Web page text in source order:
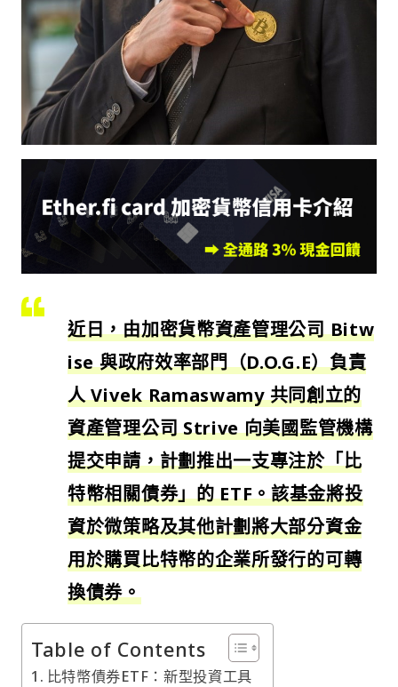
近日，由加密貨幣資產管理公司 Bitw
ise 與政府效率部門（D.O.G.E）負責
人 Vivek Ramaswamy 共同創立的
資產管理公司 Strive 向美國監管機構
提交申請，計劃推出一支專注於「比
特幣相關債券」的 ETF。該基金將投
資於微策略及其他計劃將大部分資金
用於購買比特幣的企業所發行的可轉
換債券。
Table of Contents
比特幣債券ETF：新型投資工具